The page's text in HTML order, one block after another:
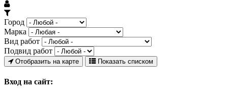
Город
Марка
Вид работ
Подвид работ
Отобразить на карте Показать списком
Вход на сайт: